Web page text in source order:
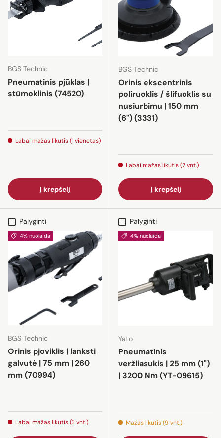
BGS Technic
Pneumatinis pjūklas |
stūmoklinis (74520)
Labai mažas likutis (1 vienetas)
Į krepšelį
BGS Technic
Orinis ekscentrinis
poliruoklis / šlifuoklis su
nusiurbimu | 150 mm
(6") (3331)
Labai mažas likutis (2 vnt.)
Į krepšelį
Palyginti
4% nuolaida
BGS Technic
Orinis pjoviklis | lanksti
galvutė | 75 mm | 260
mm (70994)
Labai mažas likutis (2 vnt.)
Palyginti
4% nuolaida
Yato
Pneumatinis
veržliasukis | 25 mm (1")
| 3200 Nm (YT-09615)
Mažas likutis (9 vnt.)